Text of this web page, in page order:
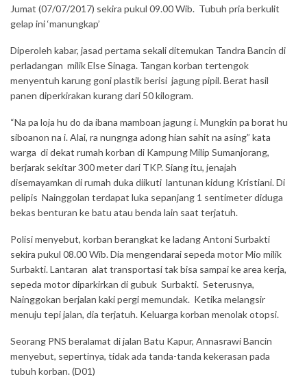
Jumat (07/07/2017) sekira pukul 09.00 Wib. Tubuh pria berkulit
gelap ini ‘manungkap’
Diperoleh kabar, jasad pertama sekali ditemukan Tandra Bancin di
perladangan milik Else Sinaga. Tangan korban tertengok
menyentuh karung goni plastik berisi jagung pipil. Berat hasil
panen diperkirakan kurang dari 50 kilogram.
“Na pa loja hu do da ibana mamboan jagung i. Mungkin pa borat hu
siboanon na i. Alai, ra nungnga adong hian sahit na asing” kata
warga di dekat rumah korban di Kampung Milip Sumanjorang,
berjarak sekitar 300 meter dari TKP. Siang itu, jenajah
disemayamkan di rumah duka diikuti lantunan kidung Kristiani. Di
pelipis Nainggolan terdapat luka sepanjang 1 sentimeter diduga
bekas benturan ke batu atau benda lain saat terjatuh.
Polisi menyebut, korban berangkat ke ladang Antoni Surbakti
sekira pukul 08.00 Wib. Dia mengendarai sepeda motor Mio milik
Surbakti. Lantaran alat transportasi tak bisa sampai ke area kerja,
sepeda motor diparkirkan di gubuk Surbakti. Seterusnya,
Nainggokan berjalan kaki pergi memundak. Ketika melangsir
menuju tepi jalan, dia terjatuh. Keluarga korban menolak otopsi.
Seorang PNS beralamat di jalan Batu Kapur, Annasrawi Bancin
menyebut, sepertinya, tidak ada tanda-tanda kekerasan pada
tubuh korban. (D01)